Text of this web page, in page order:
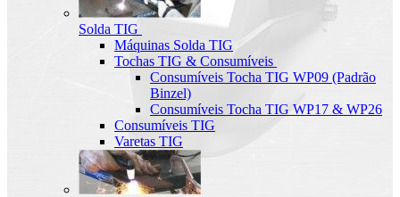
Solda TIG
Máquinas Solda TIG
Tochas TIG & Consumíveis
Consumíveis Tocha TIG WP09 (Padrão
Binzel)
Consumíveis Tocha TIG WP17 & WP26
Consumíveis TIG
Varetas TIG